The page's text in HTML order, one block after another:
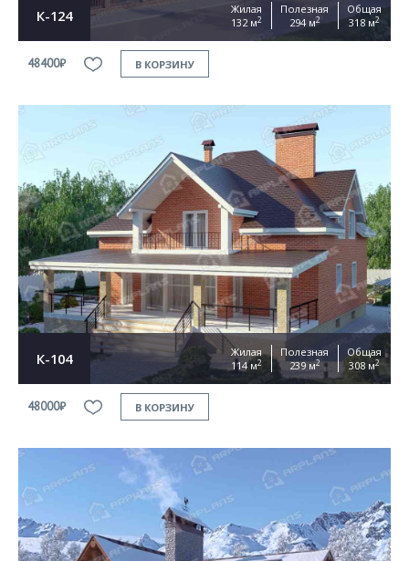
К-124
Жилая
132 м2
Полезная
294 м2
Общая
318 м2
48400₽ В КОРЗИНУ
К-104
Жилая
114 м2
Полезная
239 м2
Общая
308 м2
48000₽ В КОРЗИНУ